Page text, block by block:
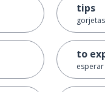
tips
gorjetas
to
esperar